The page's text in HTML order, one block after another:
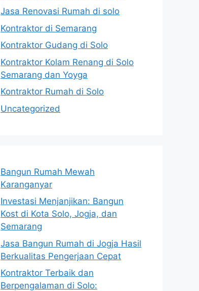
Jasa Renovasi Rumah di solo
Kontraktor di Semarang
Kontraktor Gudang di Solo
Kontraktor Kolam Renang di Solo
Semarang dan Yoyga
Kontraktor Rumah di Solo
Uncategorized
Bangun Rumah Mewah
Karanganyar
Investasi Menjanjikan: Bangun
Kost di Kota Solo, Jogja, dan
Semarang
Jasa Bangun Rumah di Jogja Hasil
Berkualitas Pengerjaan Cepat
Kontraktor Terbaik dan
Berpengalaman di Solo: